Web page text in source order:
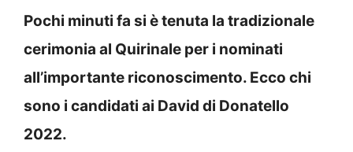
Pochi minuti fa si è tenuta la tradizionale
cerimonia al Quirinale per i nominati
all’importante riconoscimento. Ecco chi
sono i candidati ai David di Donatello
2022.